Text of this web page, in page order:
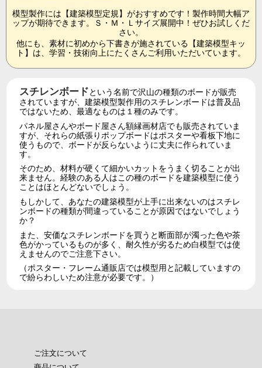
模型製作には【建築模型定規】がおすすめです！製作時間大幅ア
ップが期待できます。Ｓ・Ｍ・Ｌサイズ展開中！ぜひお試しくだ
さい。
他にも、素材に初めから下書きが施されている【建築模型キッ
ト】は、学習・技術向上にたくさんご利用いただいています。
スチレンボードという名前で沢山の種類のボードが販売
されていますが、建築模型製作用のスチレンボードは普及品
ではないため、最適なものは１種のみです。
パネル屋さんやボード屋さん額縁画材店でも販売されていま
すが、それらの紙張りポップボードはポスターや看板下地に
使うもので、ボードが反らないように丈夫に作られていま
す。
そのため、材料が硬くて細かいカットをうまく切ることが出
来ません。経験のある人はこの種のボードを建築模型に使う
ことはほとんどないでしょう。
もしかして、あなたの建築模型が上手に出来ないのはスチレ
ンボードの種類が間違っていることが原因ではないでしょう
か？
また、安価なスチレンボードを買うと断面部が濁った色や茶
色がかっているものが多く、耐久性が劣るため白模型では使
えませんのでご注意下さい。
（ポスター・フレーム通販店では模型用と記載していますの
で紛らわしいため注意が必要です。）
ご注文について